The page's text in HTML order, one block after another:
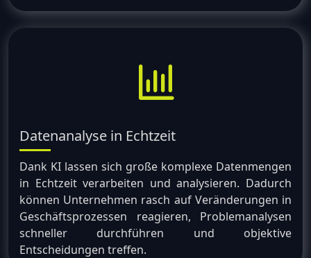
Datenanalyse in Echtzeit
Dank KI lassen sich große komplexe Datenmengen
in Echtzeit verarbeiten und analysieren. Dadurch
können Unternehmen rasch auf Veränderungen in
Geschäftsprozessen reagieren, Problemanalysen
schneller durchführen und objektive
Entscheidungen treffen.